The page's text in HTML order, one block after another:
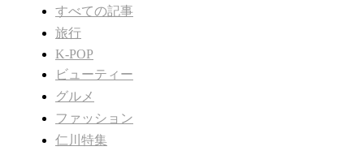
すべての記事
旅行
K-POP
ビューティー
グルメ
ファッション
仁川特集